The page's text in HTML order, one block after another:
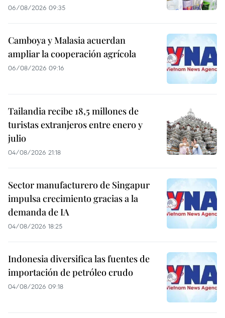
06/08/2026 09:35
Camboya y Malasia acuerdan
ampliar la cooperación agrícola
06/08/2026 09:16
Tailandia recibe 18,5 millones de
turistas extranjeros entre enero y
julio
04/08/2026 21:18
Sector manufacturero de Singapur
impulsa crecimiento gracias a la
demanda de IA
04/08/2026 18:25
Indonesia diversifica las fuentes de
importación de petróleo crudo
04/08/2026 09:18